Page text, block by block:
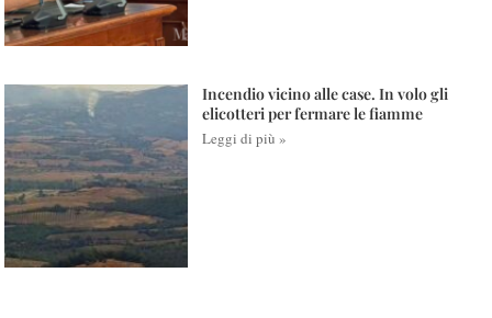
Incendio vicino alle case. In volo gli
elicotteri per fermare le fiamme
Leggi di più »